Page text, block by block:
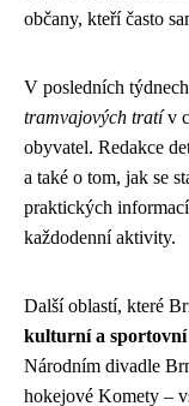
občany, kteří často
V posledních
tramvajových tratív
obyvatel. Redakce
a také o tom, jak se
praktických
každodenní aktivity.
Další oblastí, které
kulturní a sportovní
Národním divadle
hokejové Komety –